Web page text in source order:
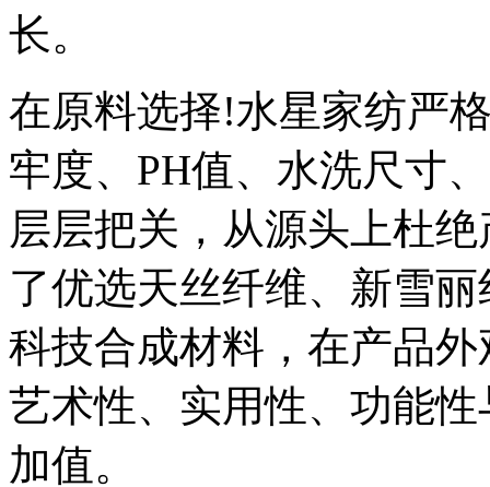
长。
在原料选择!水星家纺严
牢度、PH值、水洗尺寸
层层把关，从源头上杜
了优选天丝纤维、新雪
科技合成材料，在产品
艺术性、实用性、功能
加值。